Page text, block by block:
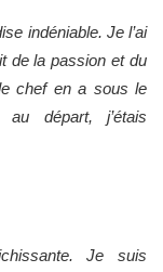
indéniable. Je l’ai
de la passion et du
chef en a sous le
départ, j’étais
Je suis